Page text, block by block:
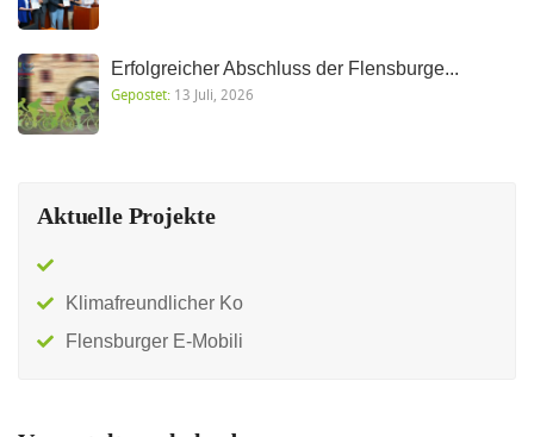
Erfolgreicher Abschluss der Flensburge...
Gepostet: 13 Juli, 2026
Aktuelle Projekte
Klimafreundlicher Ko
Flensburger E-Mobili